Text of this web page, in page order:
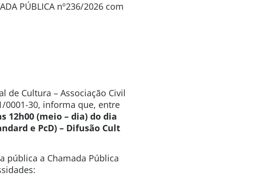
PÚBLICA nº236/2026 com
de Cultura – Associação Civil
0001-30, informa que, entre
12h00 (meio – dia) do dia
e PcD) – Difusão Cult
pública a Chamada Pública